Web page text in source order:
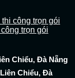
công trọn gói
trọn gói
Chiểu, Đà Nẵng
Chiểu, Đà